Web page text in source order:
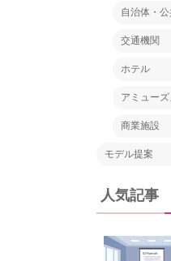
自治体・
交通機関
ホテル
アミュー
商業施設
モデル提案
人気記事